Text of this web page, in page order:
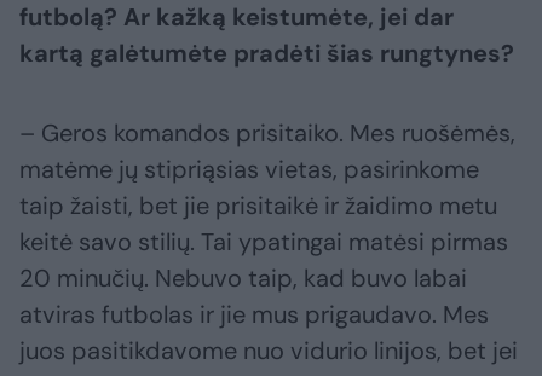
futbolą? Ar kažką keistumėte, jei dar
kartą galėtumėte pradėti šias rungtynes?
– Geros komandos prisitaiko. Mes ruošėmės,
matėme jų stipriąsias vietas, pasirinkome
taip žaisti, bet jie prisitaikė ir žaidimo metu
keitė savo stilių. Tai ypatingai matėsi pirmas
20 minučių. Nebuvo taip, kad buvo labai
atviras futbolas ir jie mus prigaudavo. Mes
juos pasitikdavome nuo vidurio linijos, bet jei